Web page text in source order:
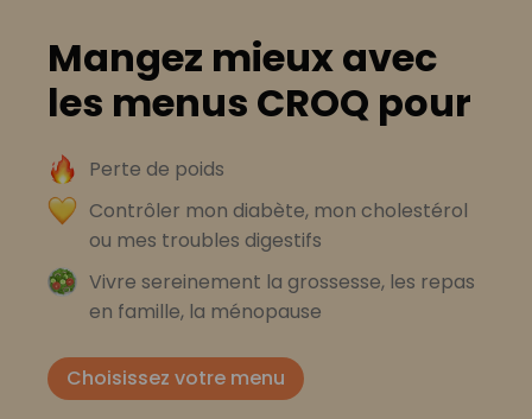
Mangez mieux avec
les menus CROQ pour
Perte de poids
Contrôler mon diabète, mon cholestérol
ou mes troubles digestifs
Vivre sereinement la grossesse, les repas
en famille, la ménopause
Choisissez votre menu